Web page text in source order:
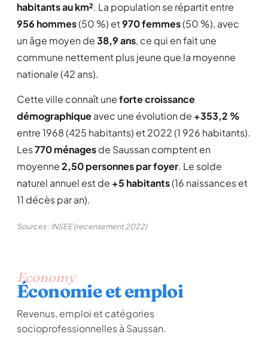
habitants au km². La population se répartit entre
956 hommes(50 %) et970 femmes(50 %), avec
un âge moyen de38,9 ans, ce qui en fait une
commune nettement plus jeune que la moyenne
nationale (42 ans).
Cette ville connaît uneforte croissance
démographiqueavec une évolution de +353,2 %
entre 1968 (425 habitants) et 2022 (1 926 habitants).
Les770 ménagesde Saussan comptent en
moyenne2,50 personnes par foyer. Le solde
naturel annuel est de +5 habitants(16 naissances et
11 décès par an).
Sources : INSEE (recensement 2022)
Economy
Économie et emploi
Revenus, emploi et catégories
socioprofessionnelles à Saussan.